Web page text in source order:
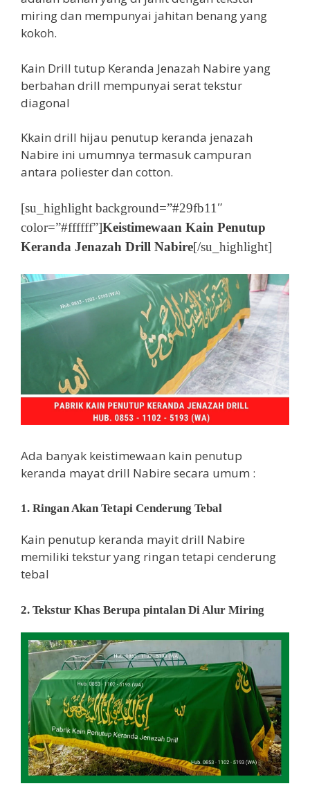
miring dan mempunyai jahitan benang yang
kokoh.
Kain Drill tutup Keranda Jenazah Nabire yang
berbahan drill mempunyai serat tekstur
diagonal
Kkain drill hijau penutup keranda jenazah
Nabire ini umumnya termasuk campuran
antara poliester dan cotton.
[su_highlight background=”#29fb11″
color=”#ffffff”]Keistimewaan Kain Penutup
Keranda Jenazah Drill Nabire[/su_highlight]
Ada banyak keistimewaan kain penutup
keranda mayat drill Nabire secara umum :
1. Ringan Akan Tetapi Cenderung Tebal
Kain penutup keranda mayit drill Nabire
memiliki tekstur yang ringan tetapi cenderung
tebal
2. Tekstur Khas Berupa pintalan Di Alur Miring